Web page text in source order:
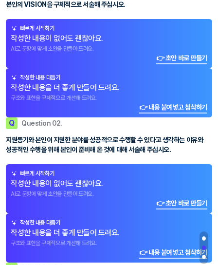
본인의 VISION을 구체적으로 서술해 주십시오.
빠르게 시작하기
작성한 내용이 없어도 괜찮아요.
AI로 문항에 맞게 초안을 만들어 드려요.
👉 초안 바로 만들기
작성한 내용 다듬기
작성한 내용을 더 좋게 만들어 드려요.
구조와 표현을 구체적으로 개선해 드려요.
👉 내용 붙여넣고 첨삭하기
Q Question 02.
지원동기와 본인이 지원한 분야를 성공적으로 수행할 수 있다고 생각하는 이유와
성공적인 수행을 위해 본인이 준비해 온 것에 대해 서술해 주십시오.
빠르게 시작하기
작성한 내용이 없어도 괜찮아요.
AI로 문항에 맞게 초안을 만들어 드려요.
👉 초안 바로 만들기
작성한 내용 다듬기
작성한 내용을 더 좋게 만들어 드려요.
구조와 표현을 구체적으로 개선해 드려요.
👉 내용 붙여넣고 첨삭하기